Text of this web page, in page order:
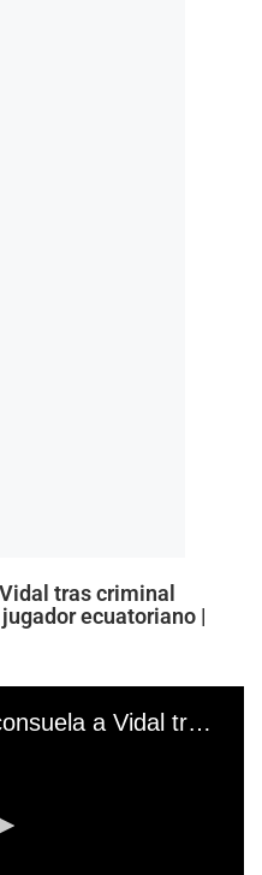
tras criminal
ecuatoriano |
Hincha de Colo Colo consuela a Vidal tras ser expulsado | Fuente: VTV